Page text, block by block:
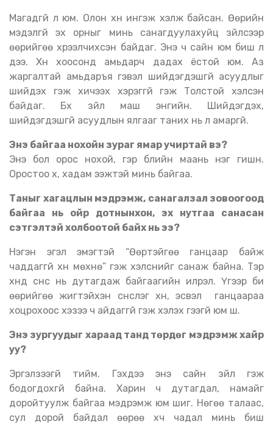
Магадгүй л юм. Олон хүн ингэж хэлж байсан. Өөрийн
мэдэлгүй эх орныг минь санагдуулахуйц зүйлсээр
өөрийгөө хүрээлчихсэн байдаг. Энэ ч сайн юм биш л
дээ. Хүн хоосонд амьдарч дадах ёстой юм. Аз
жаргалтай амьдаръя гэвэл шийдэгдэшгүй асуудлыг
шийдэх гэж хичээх хэрэггүй гэж Толстой хэлсэн
байдаг. Бүх зүйл маш энгийн. Шийдэгдэх,
шийдэгдэшгүй асуудлын ялгааг таних нь л амаргүй.
Энэ байгаа нохойн зураг ямар учиртай вэ?
Энэ бол орос нохой, гэр бүлийн маань нэг гишүүн.
Оростоо хүү, хадам ээжтэй минь байгаа.
Таныг хагацлын мэдрэмж, санагалзал зовоогоод
байгаа нь ойр дотнынхон, эх нутгаа санасан
сэтгэлтэй холбоотой байх нь ээ?
Нэгэн эгэл эмэгтэй “Өөртэйгөө ганцаар байж
чаддаггүй хүн мөхнө” гэж хэлснийг санаж байна. Тэр
хүнд сүнс нь дутагдаж байгаагийн илрэл. Үүгээр би
өөрийгөө жигтэйхэн сүнслэг хүн, эсвэл ганцаараа
хоцрохоос хэзээ ч айдаггүй гэж хэлэх гээгүй юм шүү.
Энэ зургуудыг хараад танд төрдөг мэдрэмж хайр
уу?
Эргэлзээгүй тийм. Гэхдээ энэ сайн зүйл гэж
бодогдохгүй байна. Харин ч дутагдал, намайг
доройтуулж байгаа мэдрэмж юм шиг. Нөгөө талаас,
сул дорой байдал өөрөө хүч чадал минь биш